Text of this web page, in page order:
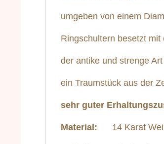
umgeben von einem
Ringschultern besetzt
der antike und strenge
ein Traumstück aus der
sehr guter
Material: 14 Karat